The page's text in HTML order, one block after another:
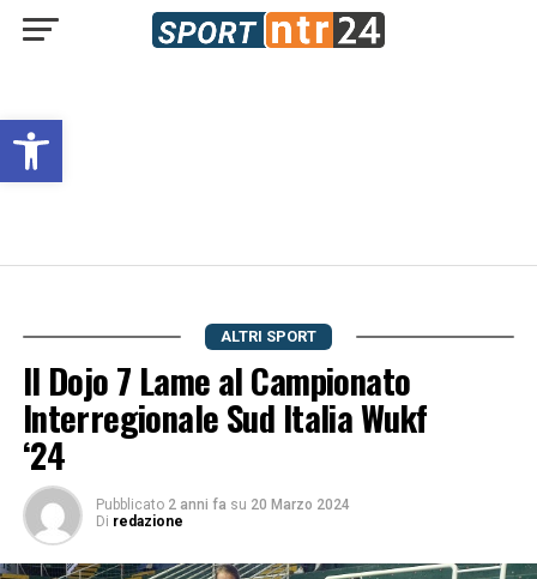
Open toolbar
ALTRI SPORT
Il Dojo 7 Lame al Campionato
Interregionale Sud Italia Wukf
‘24
Pubblicato 2 anni fa su 20 Marzo 2024
Di redazione